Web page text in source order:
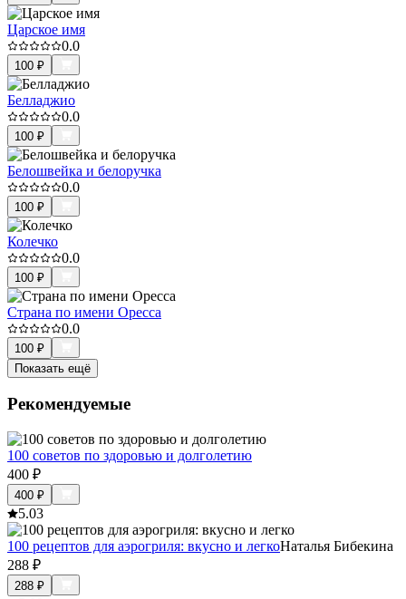
Царское имя
0.0
100 ₽
Белладжио
0.0
100 ₽
Белошвейка и белоручка
0.0
100 ₽
Колечко
0.0
100 ₽
Страна по имени Оресса
0.0
100 ₽
Показать ещё
Рекомендуемые
100 советов по здоровью и долголетию
400 ₽
400 ₽
5.03
100 рецептов для аэрогриля: вкусно и легкоНаталья Бибекина
288 ₽
288 ₽